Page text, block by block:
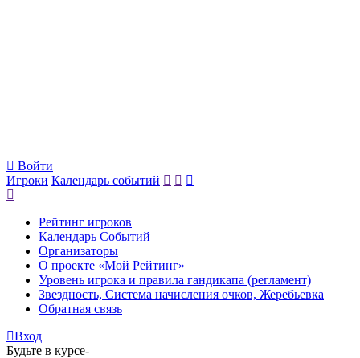
Войти
Игроки Календарь событий
Рейтинг игроков
Календарь Событий
Организаторы
О проекте «Мой Рейтинг»
Уровень игрока и правила гандикапа (регламент)
Звездность, Система начисления очков, Жеребьевка
Обратная связь
Вход
Будьте в курсе-